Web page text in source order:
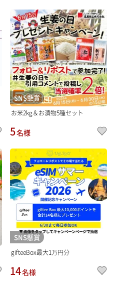
SNS懸賞
お米2kg＆お漬物5種セット
5名様
SNS懸賞
gifteeBox最大1万円分
14名様